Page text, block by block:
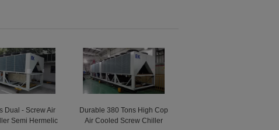
Dual - Screw Air
Semi Hermelic
Durable 380 Tons High Cop
Air Cooled Screw Chiller